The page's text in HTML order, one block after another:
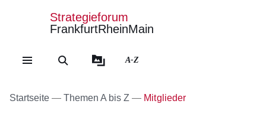
Direkt zum Kopf der
Direkt zum Inhalt
Direkt zum Fuß der
Strategieforum
FrankfurtRheinMain
A-Z
Startseite Themen A bis Z Mitglieder